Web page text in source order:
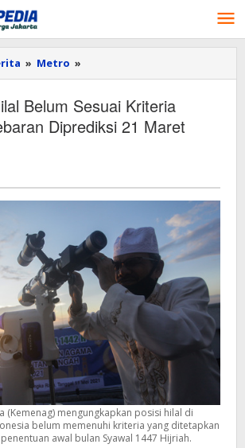
» Metro »
Hilal
Sesuai
Kriteria
21
Maret
Belum Sesuai Kriteria
Diprediksi 21 Maret
(Kemenag) mengungkapkan posisi hilal di
belum memenuhi kriteria yang ditetapkan
awal bulan Syawal 1447 Hijriah.